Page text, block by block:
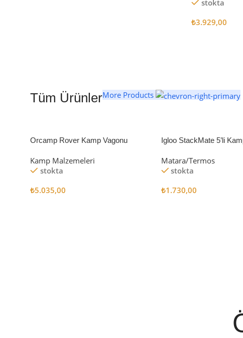
stokta
₺3.929,00
Tüm ÜrünlerMore Products
Orcamp Rover Kamp Vagonu
Kamp Malzemeleri
stokta
₺5.035,00
Igloo StackMate 5’li
Matara/Termos
stokta
₺1.730,00